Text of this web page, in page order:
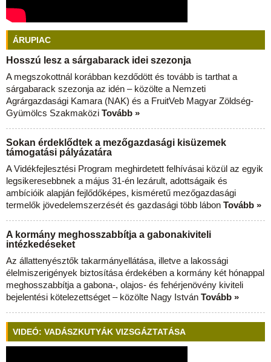
ÁRUPIAC
Hosszú lesz a sárgabarack idei szezonja
A megszokottnál korábban kezdődött és tovább is tarthat a
sárgabarack szezonja az idén – közölte a Nemzeti
Agrárgazdasági Kamara (NAK) és a FruitVeb Magyar Zöldség-
Gyümölcs Szakmaközi Tovább »
Sokan érdeklődtek a mezőgazdasági kisüzemek
támogatási pályázatára
A Vidékfejlesztési Program meghirdetett felhívásai közül az egyik
legsikeresebbnek a május 31-én lezárult, adottságaik és
ambícióik alapján fejlődőképes, kisméretű mezőgazdasági
termelők jövedelemszerzését és gazdasági több lábon Tovább »
A kormány meghosszabbítja a gabonakiviteli
intézkedéseket
Az állattenyésztők takarmányellátása, illetve a lakossági
élelmiszerigények biztosítása érdekében a kormány két hónappal
meghosszabbítja a gabona-, olajos- és fehérjenövény kiviteli
bejelentési kötelezettséget – közölte Nagy István Tovább »
VIDEÓ: VADÁSZKUTYÁK VIZSGÁZTATÁSA